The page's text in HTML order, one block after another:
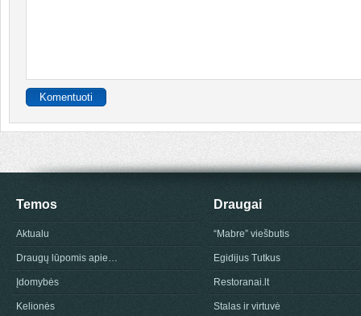
Temos
Aktualu
Draugų lūpomis apie…
Įdomybės
Kelionės
Draugai
“Mabre” viešbutis
Egidijus Tutkus
Restoranai.lt
Stalas ir virtuvė